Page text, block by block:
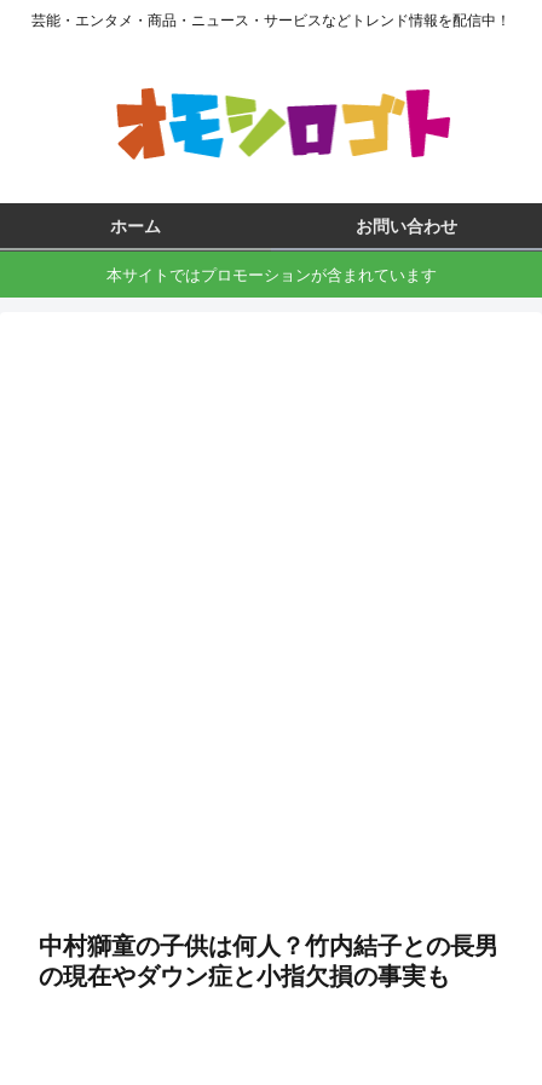
芸能・エンタメ・商品・ニュース・サービスなどトレンド情報を配信中！
ホーム お問い合わせ
本サイトではプロモーションが含まれています
中村獅童の子供は何人？竹内結子との長男
の現在やダウン症と小指欠損の事実も